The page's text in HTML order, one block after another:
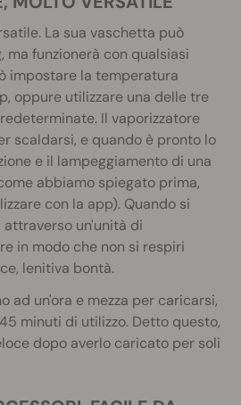
La sua vaschetta può
ma funzionerà con qualsiasi
impostare la temperatura
oppure utilizzare una delle tre
Il vaporizzatore
scaldarsi, e quando è pronto lo
e il lampeggiamento di una
abbiamo spiegato prima,
con la app). Quando si
un'unità di
in modo che non si respiri
lenitiva bontà.
ad un'ora e mezza per caricarsi,
minuti di utilizzo. Detto questo,
dopo averlo caricato per soli